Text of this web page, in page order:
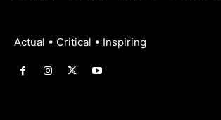
Actual • Critical • Inspiring